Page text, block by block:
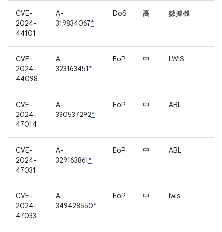
CVE-
2024-
44101
A-
319834067*
DoS 高 數據機
CVE-
2024-
44098
A-
323163451*
EoP 中 LWIS
CVE-
2024-
47014
A-
330537292*
EoP 中 ABL
CVE-
2024-
47031
A-
329163861*
EoP 中 ABL
CVE-
2024-
47033
A-
349428550*
EoP 中 lwis